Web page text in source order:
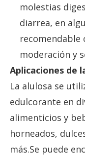
molestias
diarrea, en
recomendable
moderación y
Aplicaciones de
La alulosa se
edulcorante en
alimenticios y
horneados,
más.Se puede